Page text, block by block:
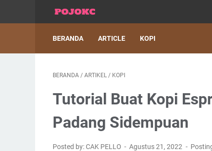
BERANDA ARTICLE KOPI
BERANDA / ARTIKEL / KOPI
Tutorial Buat Kopi
Padang Sidempuan
Posted by: CAK PELLO Agustus 21, 2022